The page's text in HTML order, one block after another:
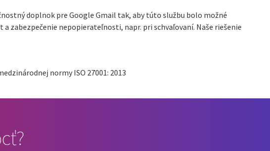
doplnok pre Google Gmail tak, aby túto službu bolo možné
zabezpečenie nepopierateľnosti, napr. pri schvaľovaní. Naše riešenie
normy ISO 27001: 2013